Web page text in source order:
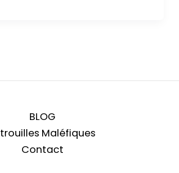
BLOG
Maléfiques
Contact